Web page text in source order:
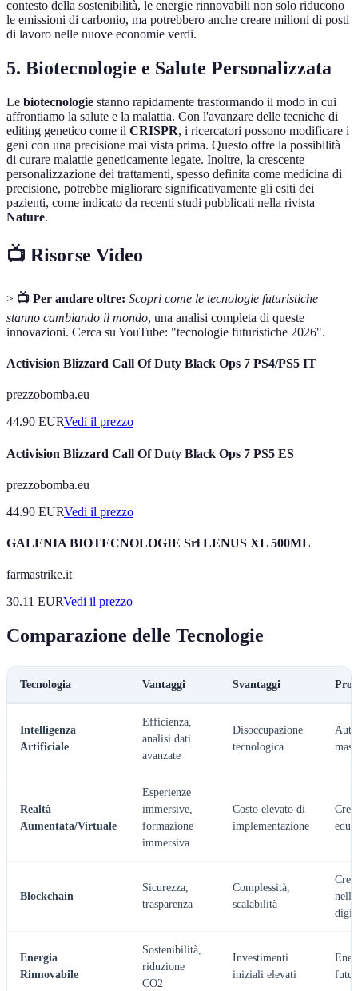
contesto della sostenibilità, le energie rinnovabili non solo riducono
le emissioni di carbonio, ma potrebbero anche creare milioni di posti
di lavoro nelle nuove economie verdi.
5. Biotecnologie e Salute Personalizzata
Le biotecnologie stanno rapidamente trasformando il modo in cui
affrontiamo la salute e la malattia. Con l'avanzare delle tecniche di
editing genetico come il CRISPR, i ricercatori possono modificare i
geni con una precisione mai vista prima. Questo offre la possibilità
di curare malattie geneticamente legate. Inoltre, la crescente
personalizzazione dei trattamenti, spesso definita come medicina di
precisione, potrebbe migliorare significativamente gli esiti dei
pazienti, come indicato da recenti studi pubblicati nella rivista
Nature.
📺 Risorse Video
> 📺 Per andare oltre: Scopri come le tecnologie futuristiche
stanno cambiando il mondo, una analisi completa di queste
innovazioni. Cerca su YouTube: "tecnologie futuristiche 2026".
Activision Blizzard Call Of Duty Black Ops 7 PS4/PS5 IT
prezzobomba.eu
44.90 EURVedi il prezzo
Activision Blizzard Call Of Duty Black Ops 7 PS5 ES
prezzobomba.eu
44.90 EURVedi il prezzo
GALENIA BIOTECNOLOGIE Srl LENUS XL 500ML
farmastrike.it
30.11 EURVedi il prezzo
Comparazione delle Tecnologie
Tecnologia Vantaggi Svantaggi
Intelligenza
Artificiale
Efficienza,
analisi dati
avanzate
Disoccupazione
tecnologica
Realtà
Aumentata/Virtuale
Esperienze
immersive,
formazione
immersiva
Costo elevato di
implementazione
Blockchain
Sicurezza,
trasparenza
Complessità,
scalabilità
Energia
Rinnovabile
Sostenibilità,
riduzione
CO2
Investimenti
iniziali elevati